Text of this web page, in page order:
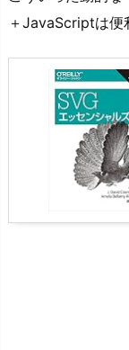
＋JavaScriptは便